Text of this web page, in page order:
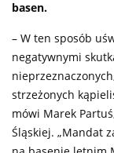
basen.
– W ten sposób
negatywnymi
strzeżonych
mówi Marek
Śląskiej. „Mandat